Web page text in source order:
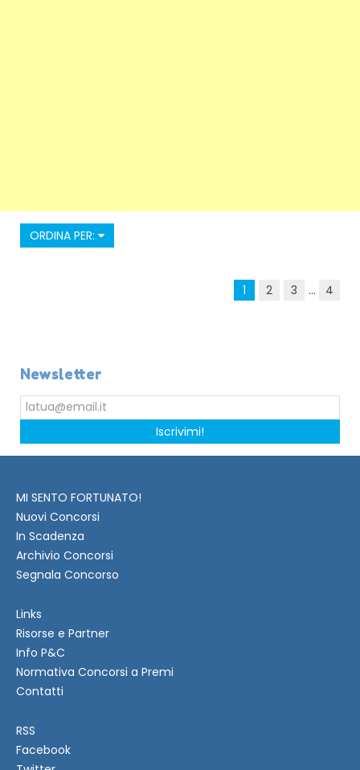
ORDINA PER:
1 2 3 ... 4
Newsletter
Iscrivimi!
MI SENTO FORTUNATO!
Nuovi Concorsi
In Scadenza
Archivio Concorsi
Segnala Concorso
Links
Risorse e Partner
Info P&C
Normativa Concorsi a Premi
Contatti
RSS
Facebook